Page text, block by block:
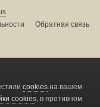
Обратная связь
cookies на вашем
cookies, в противном